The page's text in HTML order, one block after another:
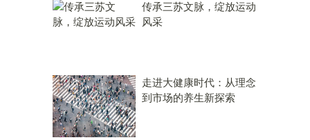
传承三苏文脉，绽放运动
风采
走进大健康时代：从理念
到市场的养生新探索